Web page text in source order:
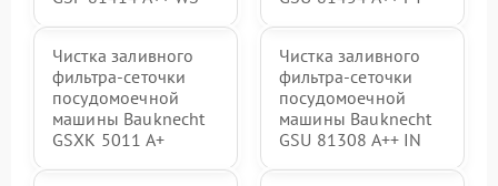
Чистка заливного
фильтра-сеточки
посудомоечной
машины Bauknecht
GSXK 5011 A+
Чистка заливного
фильтра-сеточки
посудомоечной
машины Bauknecht
GSU 81308 A++ IN